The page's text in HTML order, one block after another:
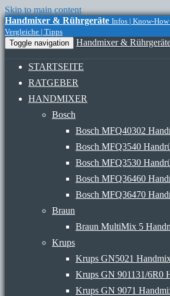
Skip to main content
Handmixer & Rührgeräte Infos | Know-
Vergleiche | Tipps
Toggle navigation
Handmixer &
STARTSEITE
RATGEBER
HANDMIXER
Bosch
Bosch MFQ40302
Bosch MFQ3540
Bosch MFQ3530
Bosch MFQ36460
Bosch MFQ36470
Braun
Braun MultiMix 5
Krups
Krups GN5021
Krups GN 901131/6R0
Krups GN 9071